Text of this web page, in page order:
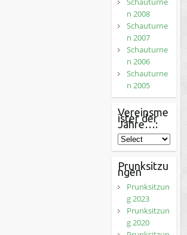
n 2008
Schauturne
n 2007
Schauturne
n 2006
Schauturne
n 2005
Vereinsme
ister der
Jahre…:
Prunksitzu
ngen
Prunksitzun
g 2023
Prunksitzun
g 2020